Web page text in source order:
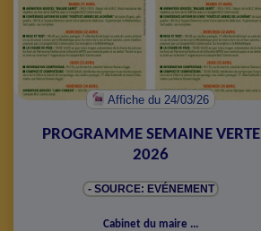
Affichedu 24/03/26
PROGRAMME SEMAINE VERTE
2026
- SOURCE: EVÉNEMENT
Cabinet du maire ...